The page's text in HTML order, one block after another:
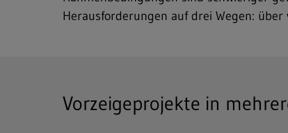
Herausforderungen auf drei Wegen:
Vorzeigeprojekte in